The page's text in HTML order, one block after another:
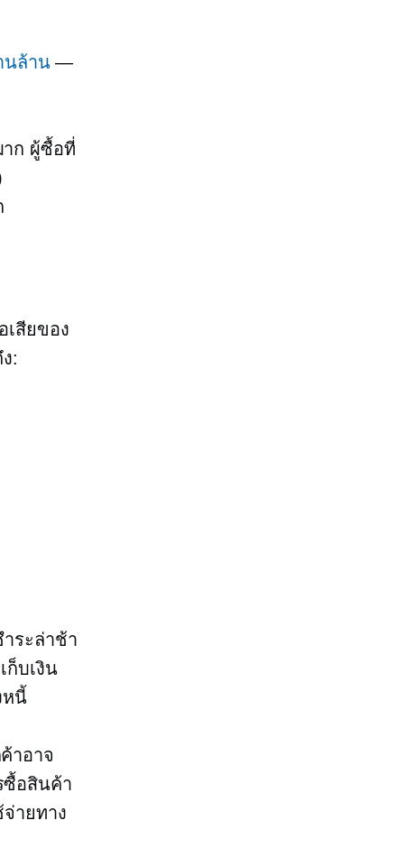
นล้าน—
าก ผู้ซื้อที่
เสียของ
:
ระล่าช้า
ก็บเงิน
หนี้
าอาจ
ซื้อสินค้า
ายทาง